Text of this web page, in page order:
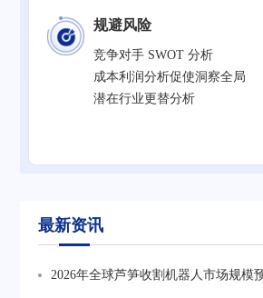
规避风险
竞争对手 SWOT 分析
成本利润分析促使洞察全局
潜在行业更替分析
最新资讯
2026年全球芦笋收割机器人市场规模